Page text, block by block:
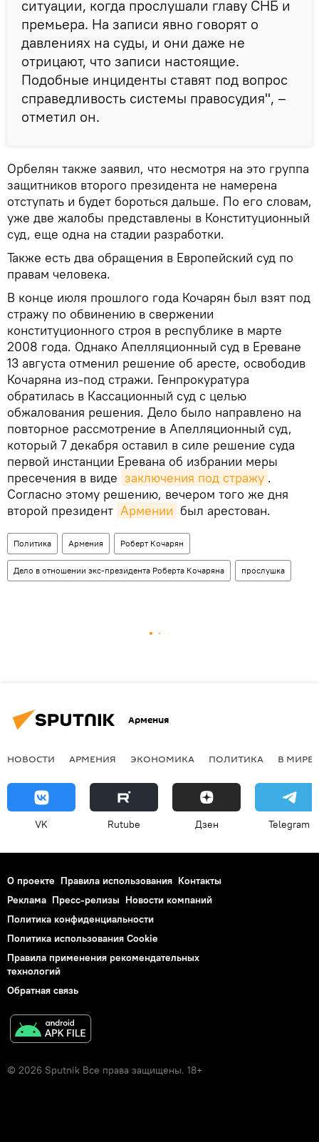
ситуации, когда прослушали главу СНБ и
премьера. На записи явно говорят о
давлениях на суды, и они даже не
отрицают, что записи настоящие.
Подобные инциденты ставят под вопрос
справедливость системы правосудия", –
отметил он.
Орбелян также заявил, что несмотря на это группа
защитников второго президента не намерена
отступать и будет бороться дальше. По его словам,
уже две жалобы представлены в Конституционный
суд, еще одна на стадии разработки.
Также есть два обращения в Европейский суд по
правам человека.
В конце июля прошлого года Кочарян был взят под
стражу по обвинению в свержении
конституционного строя в республике в марте
2008 года. Однако Апелляционный суд в Ереване
13 августа отменил решение об аресте, освободив
Кочаряна из-под стражи. Генпрокуратура
обратилась в Кассационный суд с целью
обжалования решения. Дело было направлено на
повторное рассмотрение в Апелляционный суд,
который 7 декабря оставил в силе решение суда
первой инстанции Еревана об избрании меры
пресечения в виде заключения под стражу .
Согласно этому решению, вечером того же дня
второй президент Армении был арестован.
Политика Армения Роберт Кочарян
Дело в отношении экс-президента Роберта Кочаряна прослушка
Армения
НОВОСТИ АРМЕНИЯ ЭКОНОМИКА ПОЛИТИКА В МИРЕ
VK Rutube Дзен Telegram
О проекте Правила использования Контакты
Реклама Пресс-релизы Новости компаний
Политика конфиденциальности
Политика использования Cookie
Правила применения рекомендательных
технологий
Обратная связь
© 2026 Sputnik Все права защищены. 18+